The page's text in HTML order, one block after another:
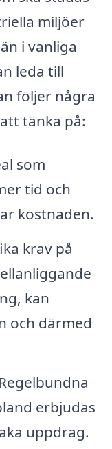
miljöer
i vanliga
leda till
följer några
tänka på:
som
tid och
kostnaden.
krav på
kan
och därmed
Regelbundna
erbjudas
uppdrag.